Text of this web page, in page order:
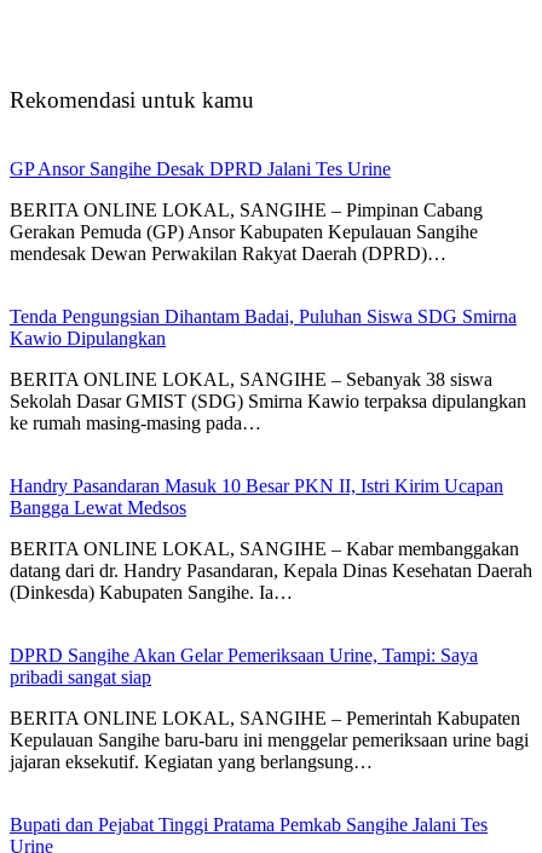
Rekomendasi untuk kamu
GP Ansor Sangihe Desak DPRD Jalani Tes Urine
BERITA ONLINE LOKAL, SANGIHE – Pimpinan Cabang
Gerakan Pemuda (GP) Ansor Kabupaten Kepulauan Sangihe
mendesak Dewan Perwakilan Rakyat Daerah (DPRD)…
Tenda Pengungsian Dihantam Badai, Puluhan Siswa SDG Smirna
Kawio Dipulangkan
BERITA ONLINE LOKAL, SANGIHE – Sebanyak 38 siswa
Sekolah Dasar GMIST (SDG) Smirna Kawio terpaksa dipulangkan
ke rumah masing-masing pada…
Handry Pasandaran Masuk 10 Besar PKN II, Istri Kirim Ucapan
Bangga Lewat Medsos
BERITA ONLINE LOKAL, SANGIHE – Kabar membanggakan
datang dari dr. Handry Pasandaran, Kepala Dinas Kesehatan Daerah
(Dinkesda) Kabupaten Sangihe. Ia…
DPRD Sangihe Akan Gelar Pemeriksaan Urine, Tampi: Saya
pribadi sangat siap
BERITA ONLINE LOKAL, SANGIHE – Pemerintah Kabupaten
Kepulauan Sangihe baru-baru ini menggelar pemeriksaan urine bagi
jajaran eksekutif. Kegiatan yang berlangsung…
Bupati dan Pejabat Tinggi Pratama Pemkab Sangihe Jalani Tes
Urine